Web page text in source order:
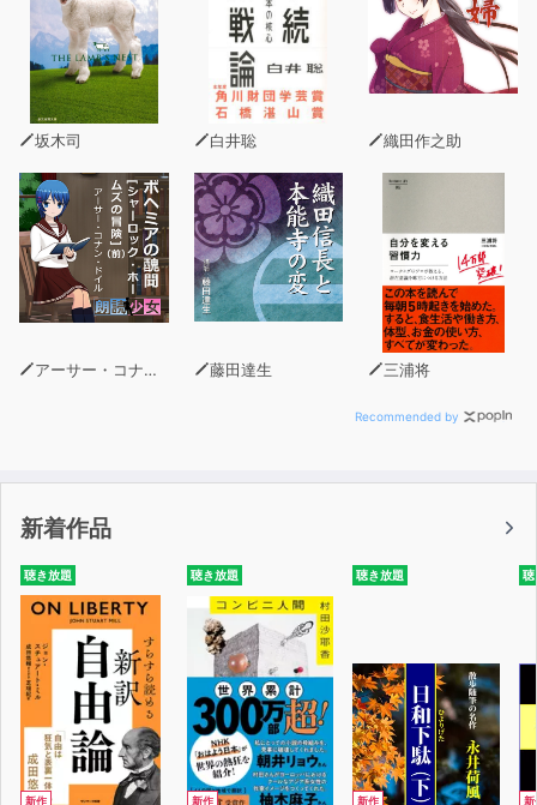
お銀……遠縁の娘
新太郎……井筒屋の跡取り。七歳
お吉……ばあや
千代松……手代
寅吉……下男
■用語集
輪鍵……ワカギ・ 輪状になっているかけがね。わかけが
びん憐……かわいそうに思うこと。あわれむこと。あわれ
嗜虐……シギャク・残虐な事がすきなこと。
索引……サクイン・ある書物の中の語句や事項などを、容
易に探し出せるように抽出して一定の順序に配列し、その
所在を示した表。 インデックス。
銘仙……メイセン・絣と呼ばれる手法を用いた平織りの絹
織物の一種です。
玲瓏……レイロウ・玉などが、さえたよい音で鳴るさま。
卯の刻半……七時
坂木司 白井聡 織田作之助
アーサー・コナン・ドイル 藤田達生 三浦将
Recommended by
新着作品
聴き放題
新作
聴き放題
新作
聴き放題
新作
聴
新